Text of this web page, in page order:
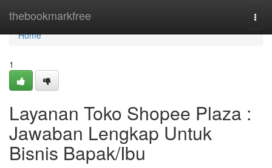
thebookmarkfree
Home
Home
1
Layanan Toko Shopee Plaza :
Jawaban Lengkap Untuk
Bisnis Bapak/Ibu